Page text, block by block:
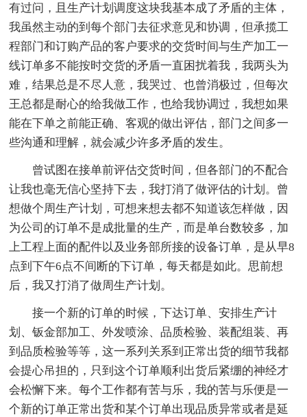
有过问，且生产计划调度这块我基本成了矛盾的主体，
我虽然主动的到每个部门去征求意见和协调，但承揽工
程部门和订购产品的客户要求的交货时间与生产加工一
线订单多不能按时交货的矛盾一直困扰着我，我两头为
难，结果总是不尽人意，我哭过、也曾消极过，但每次
王总都是耐心的给我做工作，也给我协调过，我想如果
能在下单之前能正确、客观的做出评估，部门之间多一
些沟通和理解，就会减少许多矛盾的发生。
曾试图在接单前评估交货时间，但各部门的不配合
让我也毫无信心坚持下去，我打消了做评估的计划。曾
想做个周生产计划，可想来想去都不知道该怎样做，因
为公司的订单不是成批量的生产，而是单台数较多，加
上工程上面的配件以及业务部所接的设备订单，是从早8
点到下午6点不间断的下订单，每天都是如此。思前想
后，我又打消了做周生产计划。
接一个新的订单的时候，下达订单、安排生产计
划、钣金部加工、外发喷涂、品质检验、装配组装、再
到品质检验等等，这一系列关系到正常出货的细节我都
会提心吊担的，只到这个订单顺利出货后紧绷的神经才
会松懈下来。每个工作都有苦与乐，我的苦与乐便是一
个新的订单正常出货和某个订单出现品质异常或者是延